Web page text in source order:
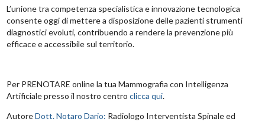
L’unione tra competenza specialistica e innovazione tecnologica
consente oggi di mettere a disposizione delle pazienti strumenti
diagnostici evoluti, contribuendo a rendere la prevenzione più
efficace e accessibile sul territorio.
Per PRENOTARE online la tua Mammografia con Intelligenza
Artificiale presso il nostro centro clicca qui.
AutoreDott. Notaro Dario: Radiologo Interventista Spinale ed